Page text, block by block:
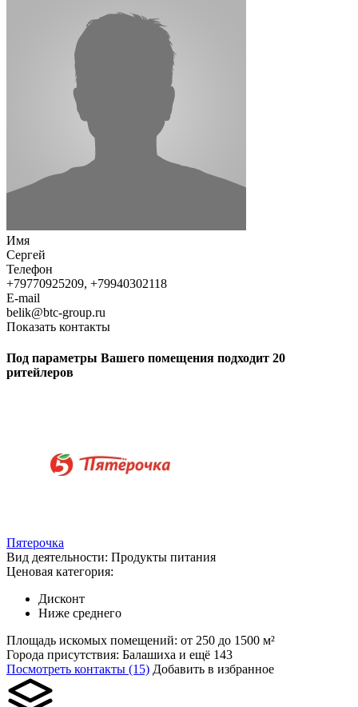
Имя
Сергей
Телефон
+79770925209, +79940302118
E-mail
belik@btc-group.ru
Показать контакты
Под параметры Вашего помещения подходит 20
ритейлеров
Пятерочка
Вид деятельности: Продукты питания
Ценовая категория:
Дисконт
Ниже среднего
Площадь искомых помещений: от 250 до 1500 м²
Города присутствия: Балашиха и ещё 143
Посмотреть контакты (15) Добавить в избранное